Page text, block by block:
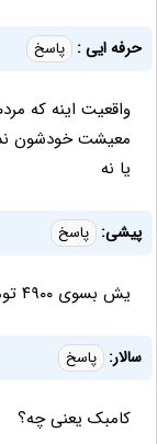
حرفه ایی : پاسخ
معیشت خودشون
یا نه
پیشی: پاسخ
‌یش بسوی ۴۹۰۰ تومن
سالار: پاسخ
کامبک یعنی چه؟